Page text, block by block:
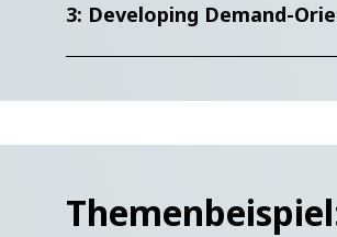
3: Developing Demand-